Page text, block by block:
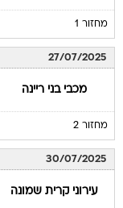
מחזור 1
27/07/2025
מכבי בני ריינה
מחזור 2
30/07/2025
עירוני קרית שמונה